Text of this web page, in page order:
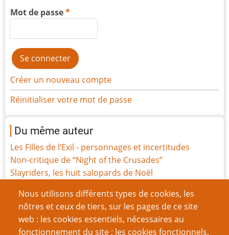
Nous utilisons différents types de cookies, les
nôtres et ceux de tiers, sur les pages de ce site
web : les cookies essentiels, nécessaires au
fonctionnement du site ; les cookies fonctionnels,
Mot de passe
Créer un nouveau compte
Réinitialiser votre mot de passe
Du même auteur
Les Filles de l’Exil - personnages et incertitudes
Non-critique de “Night of the Crusades”
Slayriders, les huit salopards de Noël
Les Filles de l'Exil, la révision
Jeu de rôle et “The Righteous Mind”
Construisez votre propre Boîte à jouets de campagne